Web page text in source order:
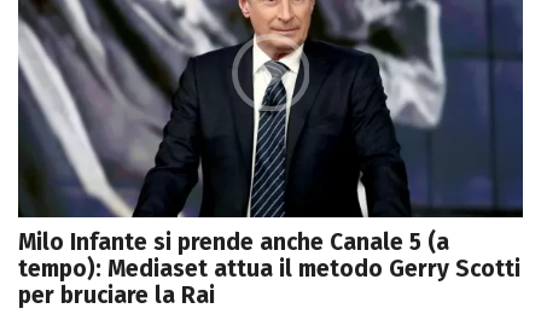
Milo Infante si prende anche Canale 5 (a
tempo): Mediaset attua il metodo Gerry Scotti
per bruciare la Rai